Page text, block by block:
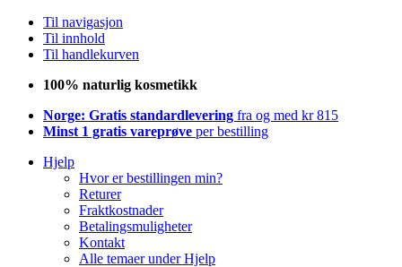
Til navigasjon
Til innhold
Til handlekurven
100% naturlig kosmetikk
Norge: Gratis standardlevering fra og med kr 815
Minst 1 gratis vareprøve per bestilling
Hjelp
Hvor er bestillingen min?
Returer
Fraktkostnader
Betalingsmuligheter
Kontakt
Alle temaer under Hjelp